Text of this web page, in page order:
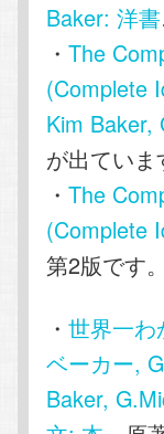
Baker: 洋書
・The
(Complete
Kim Baker,
が出ていま
・The
(Complete
第2版です。
・世界一
ベーカー,
Baker,